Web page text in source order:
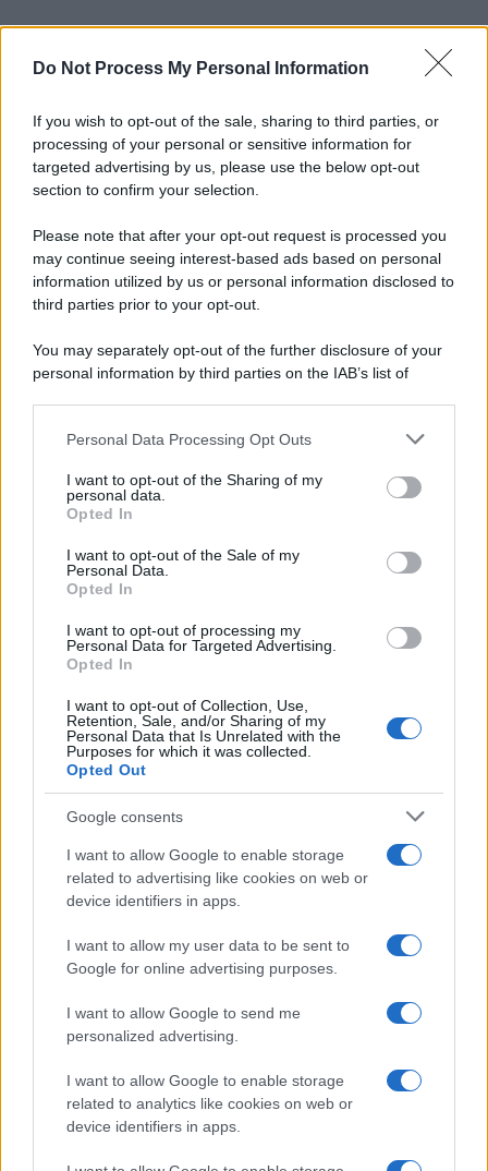
Do Not Process My Personal Information
If you wish to opt-out of the sale, sharing to third parties, or
processing of your personal or sensitive information for
targeted advertising by us, please use the below opt-out
section to confirm your selection.
Please note that after your opt-out request is processed you
may continue seeing interest-based ads based on personal
information utilized by us or personal information disclosed to
third parties prior to your opt-out.
You may separately opt-out of the further disclosure of your
personal information by third parties on the IAB’s list of
This information may also be disclosed by us to third parties
disclose it to other third parties.
Please note that this website/app uses one or more Google
services and may gather and store information including but
not limited to your visit or usage behaviour. You may click to
grant or deny consent to Google and its third-party tags to
consent section.
Personal Data Processing Opt Outs
I want to opt-out of the Sharing of my
personal data.
Opted In
I want to opt-out of the Sale of my
Personal Data.
Opted In
I want to opt-out of processing my
Personal Data for Targeted Advertising.
Opted In
I want to opt-out of Collection, Use,
Retention, Sale, and/or Sharing of my
Personal Data that Is Unrelated with the
Purposes for which it was collected.
Opted Out
Google consents
I want to allow Google to enable storage
related to advertising like cookies on web or
device identifiers in apps.
I want to allow my user data to be sent to
Google for online advertising purposes.
I want to allow Google to send me
personalized advertising.
I want to allow Google to enable storage
related to analytics like cookies on web or
device identifiers in apps.